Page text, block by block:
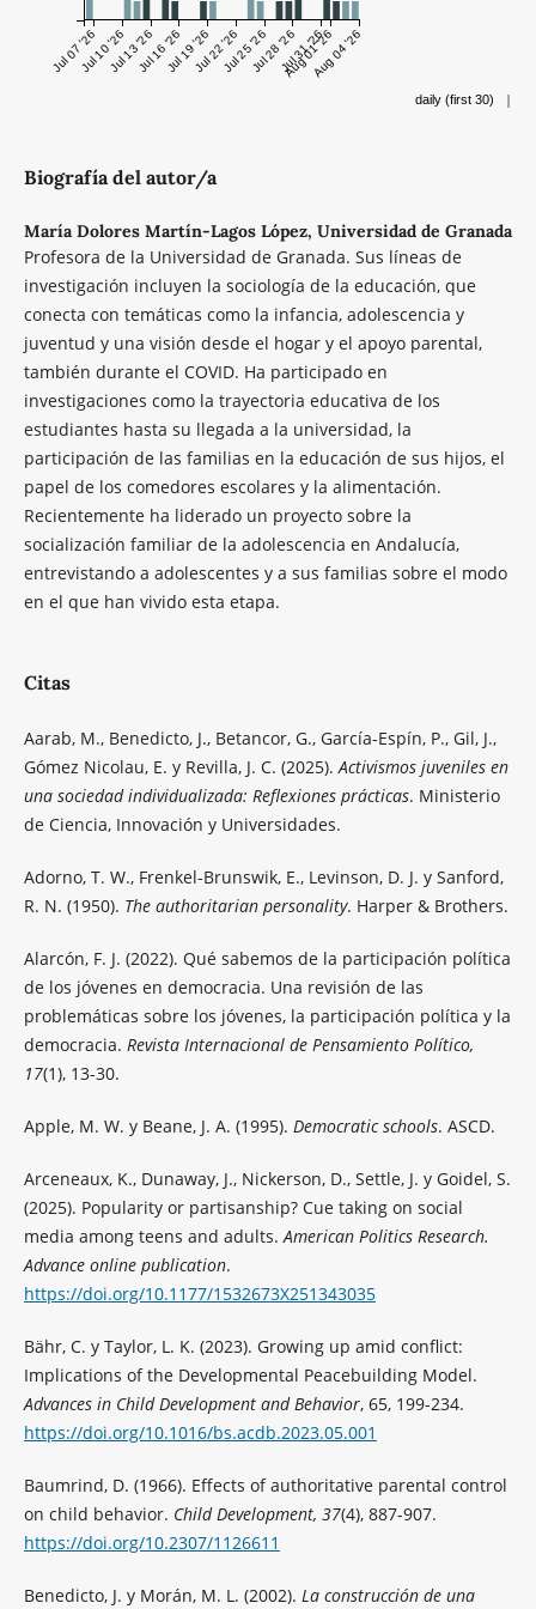
Jul 07 '26Jul 10 '26Jul 13 '26Jul 16 '26Jul 19 '26Jul 22 '26Jul 25 '26Jul 28 '26Jul 31 '26
Aug 01 '26Aug 04 '26
daily (first 30) |
Biografía del autor/a
María Dolores Martín-Lagos López, Universidad de Granada
Profesora de la Universidad de Granada. Sus líneas de
investigación incluyen la sociología de la educación, que
conecta con temáticas como la infancia, adolescencia y
juventud y una visión desde el hogar y el apoyo parental,
también durante el COVID. Ha participado en
investigaciones como la trayectoria educativa de los
estudiantes hasta su llegada a la universidad, la
participación de las familias en la educación de sus hijos, el
papel de los comedores escolares y la alimentación.
Recientemente ha liderado un proyecto sobre la
socialización familiar de la adolescencia en Andalucía,
entrevistando a adolescentes y a sus familias sobre el modo
en el que han vivido esta etapa.
Citas
Aarab, M., Benedicto, J., Betancor, G., García-Espín, P., Gil, J.,
Gómez Nicolau, E. y Revilla, J. C. (2025).Activismos juveniles en
una sociedad individualizada: Reflexiones prácticas. Ministerio
de Ciencia, Innovación y Universidades.
Adorno, T. W., Frenkel-Brunswik, E., Levinson, D. J. y Sanford,
R. N. (1950). The authoritarian personality. Harper & Brothers.
Alarcón, F. J. (2022). Qué sabemos de la participación política
de los jóvenes en democracia. Una revisión de las
problemáticas sobre los jóvenes, la participación política y la
democracia. Revista Internacional de Pensamiento Político,
17(1), 13-30.
Apple, M. W. y Beane, J. A. (1995). Democratic schools. ASCD.
Arceneaux, K., Dunaway, J., Nickerson, D., Settle, J. y Goidel, S.
(2025). Popularity or partisanship? Cue taking on social
media among teens and adults.American Politics Research.
Advance online publication.
https://doi.org/10.1177/1532673X251343035
Bähr, C. y Taylor, L. K. (2023). Growing up amid conflict:
Implications of the Developmental Peacebuilding Model.
Advances in Child Development and Behavior, 65, 199-234.
https://doi.org/10.1016/bs.acdb.2023.05.001
Baumrind, D. (1966). Effects of authoritative parental control
on child behavior. Child Development, 37(4), 887-907.
https://doi.org/10.2307/1126611
Benedicto, J. y Morán, M. L. (2002). La construcción de una